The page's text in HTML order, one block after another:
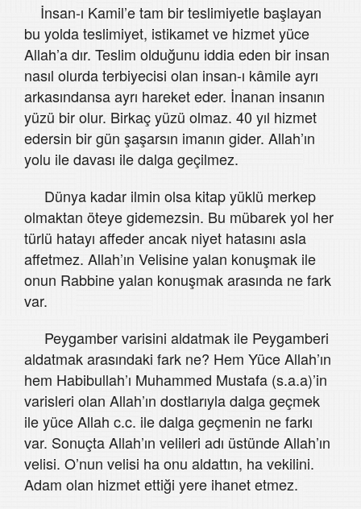
İnsan-ı Kamil’e tam bir teslimiyetle başlayan
bu yolda teslimiyet, istikamet ve hizmet yüce
Allah’a dır. Teslim olduğunu iddia eden bir insan
nasıl olurda terbiyecisi olan insan-ı kâmile ayrı
arkasındansa ayrı hareket eder. İnanan insanın
yüzü bir olur. Birkaç yüzü olmaz. 40 yıl hizmet
edersin bir gün şaşarsın imanın gider. Allah’ın
yolu ile davası ile dalga geçilmez.
Dünya kadar ilmin olsa kitap yüklü merkep
olmaktan öteye gidemezsin. Bu mübarek yol her
türlü hatayı affeder ancak niyet hatasını asla
affetmez. Allah’ın Velisine yalan konuşmak ile
onun Rabbine yalan konuşmak arasında ne fark
var.
Peygamber varisini aldatmak ile Peygamberi
aldatmak arasındaki fark ne? Hem Yüce Allah’ın
hem Habibullah’ı Muhammed Mustafa (s.a.a)’in
varisleri olan Allah’ın dostlarıyla dalga geçmek
ile yüce Allah c.c. ile dalga geçmenin ne farkı
var. Sonuçta Allah’ın velileri adı üstünde Allah’ın
velisi. O’nun velisi ha onu aldattın, ha vekilini.
Adam olan hizmet ettiği yere ihanet etmez.